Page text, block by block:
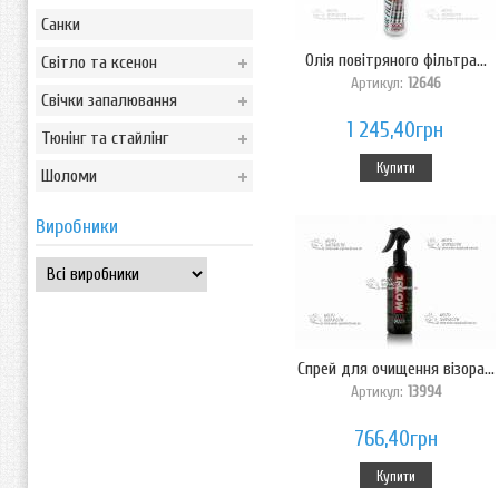
Санки
Світло та ксенон
Свічки запалювання
Тюнінг та стайлінг
Шоломи
Виробники
Олія повітряного фільтра...
Артикул: 12646
1 245,40грн
Купити
Спрей для очищення візора...
Артикул: 13994
766,40грн
Купити